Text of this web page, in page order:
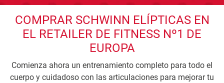
COMPRAR SCHWINN ELÍPTICAS EN
EL RETAILER DE FITNESS Nº1 DE
EUROPA
Comienza ahora un entrenamiento completo para todo el
cuerpo y cuidadoso con las articulaciones para mejorar tu